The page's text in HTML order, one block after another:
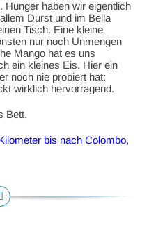
Hunger haben wir eigentlich
Durst und im Bella
Tisch. Eine kleine
nur noch Unmengen
Mango hat es uns
ein kleines Eis. Hier ein
noch nie probiert hat:
wirklich hervorragend.
Bett.
bis nach Colombo,